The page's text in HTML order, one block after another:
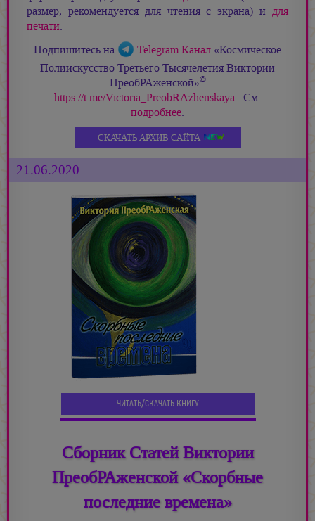
размер, рекомендуется для чтения с экрана) и для
печати.
Подпишитесь на
Telegram Канал «Космическое
Полиискусство Третьего Тысячелетия Виктории
ПреобРАженской»©
https://t.me/Victoria_PreobRAzhenskaya См.
подробнее.
СКАЧАТЬ АРХИВ САЙТА
21.06.2020
ЧИТАТЬ/СКАЧАТЬ КНИГУ
Сборник Статей Виктории
ПреобРАженской «Скорбные
последние времена»